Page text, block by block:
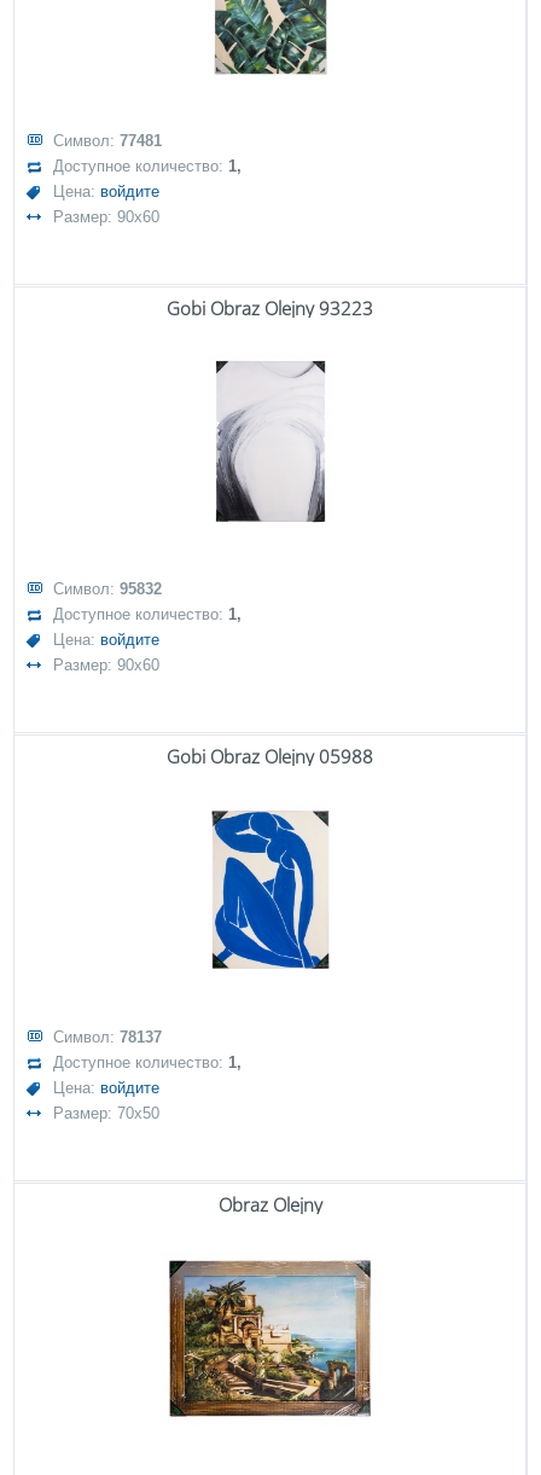
Символ:77481
Доступное количество:1,
Цена: войдите
Размер: 90x60
Gobi Obraz Olejny 93223
Символ:95832
Доступное количество:1,
Цена: войдите
Размер: 90x60
Gobi Obraz Olejny 05988
Символ:78137
Доступное количество:1,
Цена: войдите
Размер: 70x50
Obraz Olejny